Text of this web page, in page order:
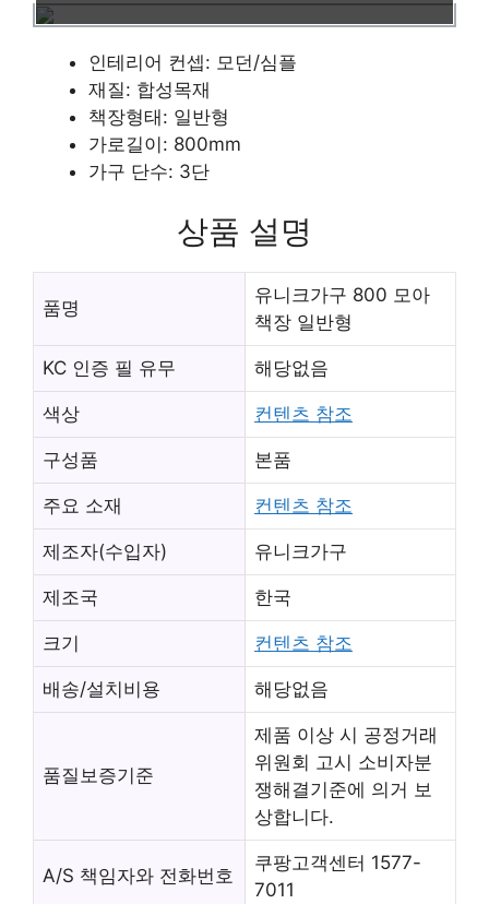
인테리어 컨셉: 모던/심플
재질: 합성목재
책장형태: 일반형
가로길이: 800mm
가구 단수: 3단
상품 설명
품명
유니크가구 800 모아
책장 일반형
KC 인증 필 유무 해당없음
색상 컨텐츠 참조
구성품 본품
주요 소재 컨텐츠 참조
제조자(수입자) 유니크가구
제조국 한국
크기 컨텐츠 참조
배송/설치비용 해당없음
품질보증기준
제품 이상 시 공정거래
위원회 고시 소비자분
쟁해결기준에 의거 보
상합니다.
A/S 책임자와 전화번호
쿠팡고객센터 1577-
7011